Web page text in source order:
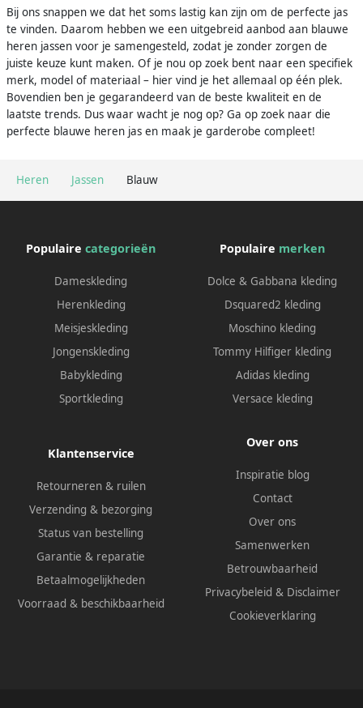
Heren Jassen Blauw
Bij ons snappen we dat het soms lastig kan zijn om de perfecte jas
te vinden. Daarom hebben we een uitgebreid aanbod aan blauwe
heren jassen voor je samengesteld, zodat je zonder zorgen de
juiste keuze kunt maken. Of je nou op zoek bent naar een specifiek
merk, model of materiaal – hier vind je het allemaal op één plek.
Bovendien ben je gegarandeerd van de beste kwaliteit en de
laatste trends. Dus waar wacht je nog op? Ga op zoek naar die
perfecte blauwe heren jas en maak je garderobe compleet!
Populaire categorieën
Dameskleding
Herenkleding
Meisjeskleding
Jongenskleding
Babykleding
Sportkleding
Populaire merken
Dolce & Gabbana kleding
Dsquared2 kleding
Moschino kleding
Tommy Hilfiger kleding
Adidas kleding
Versace kleding
Klantenservice
Retourneren & ruilen
Verzending & bezorging
Status van bestelling
Garantie & reparatie
Betaalmogelijkheden
Voorraad & beschikbaarheid
Over ons
Inspiratie blog
Contact
Over ons
Samenwerken
Betrouwbaarheid
Privacybeleid & Disclaimer
Cookieverklaring